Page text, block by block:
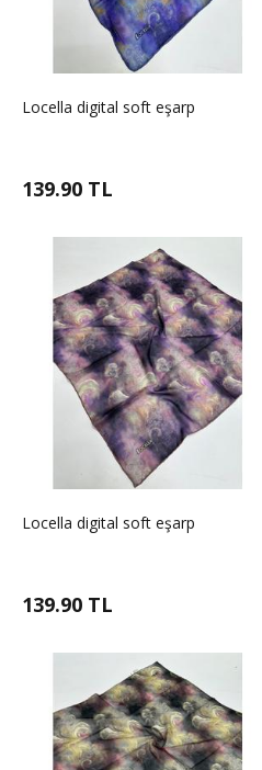
Locella digital soft eşarp
139.90 TL
Locella digital soft eşarp
139.90 TL